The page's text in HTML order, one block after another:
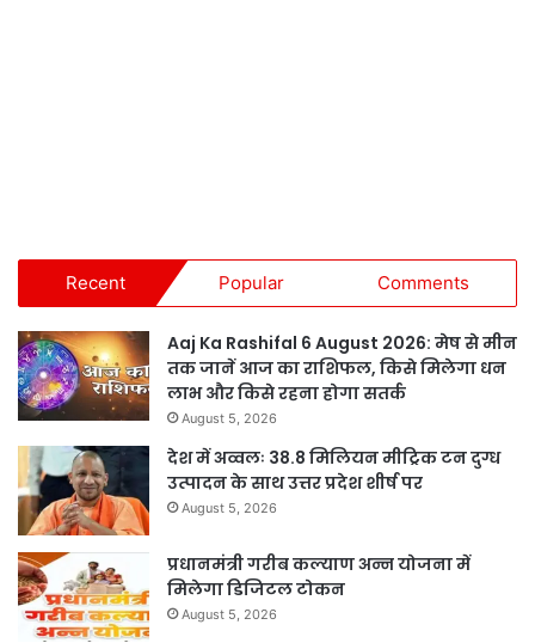
Recent Popular Comments
Aaj Ka Rashifal 6 August 2026: मेष से मीन
तक जानें आज का राशिफल, किसे मिलेगा धन
लाभ और किसे रहना होगा सतर्क
August 5, 2026
देश में अव्वलः 38.8 मिलियन मीट्रिक टन दुग्ध
उत्पादन के साथ उत्तर प्रदेश शीर्ष पर
August 5, 2026
प्रधानमंत्री गरीब कल्याण अन्न योजना में
मिलेगा डिजिटल टोकन
August 5, 2026